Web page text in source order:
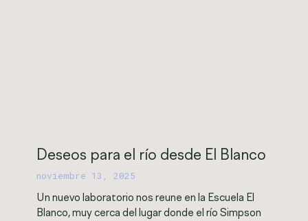
Deseos para el río desde El Blanco
noviembre 13, 2025
Un nuevo laboratorio nos reune en la Escuela El
Blanco, muy cerca del lugar donde el río Simpson